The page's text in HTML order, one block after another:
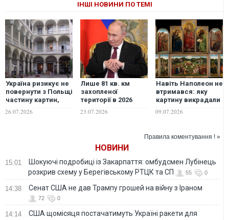
ІНШІ НОВИНИ ПО ТЕМІ
Україна ризикує не
повернути з Польщі
частину картин,
війни, -
26.07.2026
Лише 81 кв. км
захопленої
території в 2026
формують хибну
23.07.2026
Навіть Наполеон не
втримався: яку
картину викрадали
історії
09.07.2026
Правила коментування ! »
НОВИНИ
15:01
Шокуючі подробиці із Закарпаття: омбудсмен Лубінець
розкрив схему у Берегівському РТЦК та СП
55 0
14:38 Сенат США не дав Трампу грошей на війну з Іраном
72 0
14:14
США щомісяця постачатимуть Україні ракети для